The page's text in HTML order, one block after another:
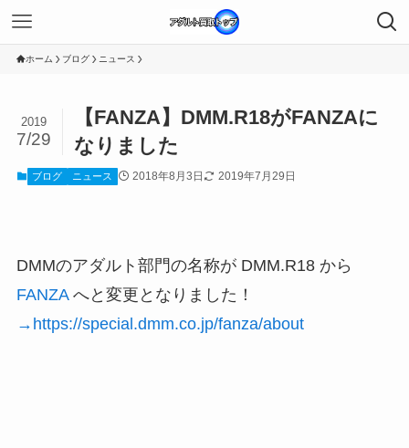
ホーム ブログ ニュース
【FANZA】DMM.R18がFANZAに
なりました
2019
7/29
ブログ ニュース 2018年8月3日 2019年7月29日
DMMのアダルト部門の名称が DMM.R18 から
FANZAへと変更となりました！
→https://special.dmm.co.jp/fanza/about